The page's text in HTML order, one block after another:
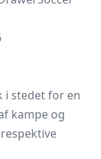
i stedet for en
kampe og